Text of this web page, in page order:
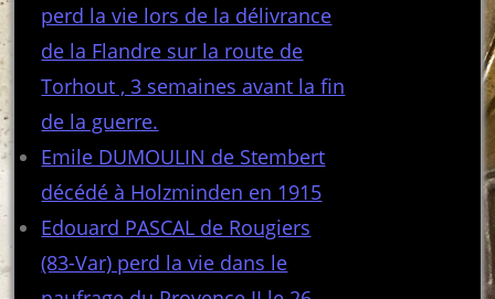
perd la vie lors de la délivrance
de la Flandre sur la route de
Torhout , 3 semaines avant la fin
de la guerre.
Emile DUMOULIN de Stembert
décédé à Holzminden en 1915
Edouard PASCAL de Rougiers
(83-Var) perd la vie dans le